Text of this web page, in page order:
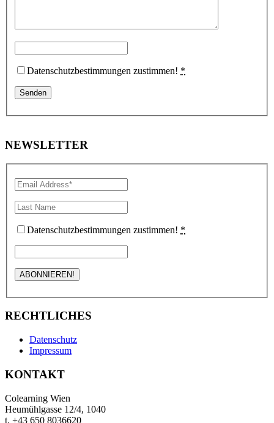
Datenschutzbestimmungen zustimmen! *
NEWSLETTER
Datenschutzbestimmungen zustimmen! *
RECHTLICHES
Datenschutz
Impressum
KONTAKT
Colearning Wien
Heumühlgasse 12/4, 1040
t. +43 650 8036620